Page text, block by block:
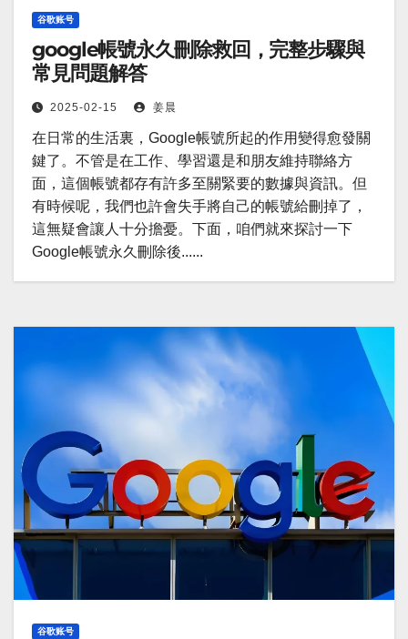
谷歌账号
google帳號永久刪除救回，完整步驟與
常見問題解答
2025-02-15 姜晨
在日常的生活裏，Google帳號所起的作用變得愈發關
鍵了。不管是在工作、學習還是和朋友維持聯絡方
面，這個帳號都存有許多至關緊要的數據與資訊。但
有時候呢，我們也許會失手將自己的帳號給刪掉了，
這無疑會讓人十分擔憂。下面，咱們就來探討一下
Google帳號永久刪除後......
谷歌账号